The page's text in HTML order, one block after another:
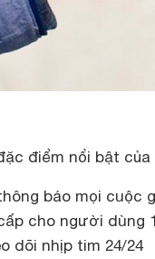
điểm nổi bật của
báo mọi cuộc
cho người
dõi nhịp tim 24/24